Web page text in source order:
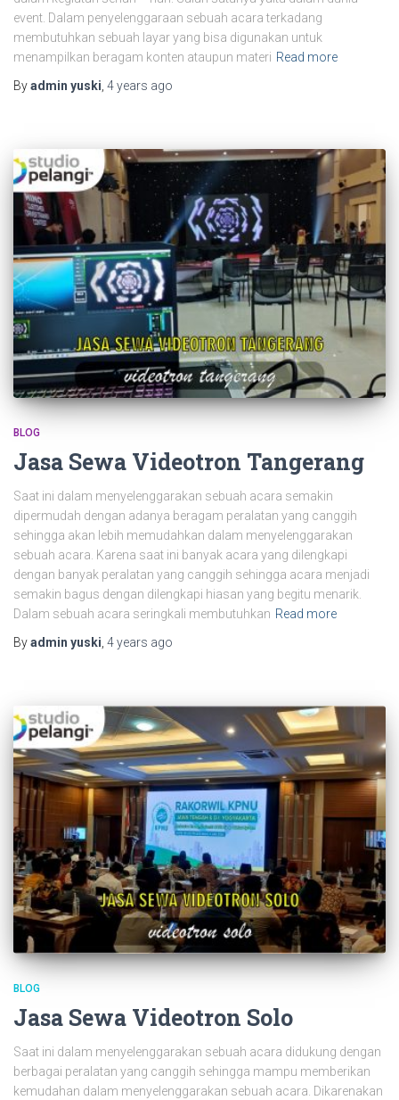
event. Dalam penyelenggaraan sebuah acara terkadang
membutuhkan sebuah layar yang bisa digunakan untuk
menampilkan beragam konten ataupun materi Read more
Byadmin yuski 4 years ago
BLOG
Jasa Sewa Videotron Tangerang
Saat ini dalam menyelenggarakan sebuah acara semakin
dipermudah dengan adanya beragam peralatan yang canggih
sehingga akan lebih memudahkan dalam menyelenggarakan
sebuah acara. Karena saat ini banyak acara yang dilengkapi
dengan banyak peralatan yang canggih sehingga acara menjadi
semakin bagus dengan dilengkapi hiasan yang begitu menarik.
Dalam sebuah acara seringkali membutuhkan Read more
Byadmin yuski 4 years ago
BLOG
Jasa Sewa Videotron Solo
Saat ini dalam menyelenggarakan sebuah acara didukung dengan
berbagai peralatan yang canggih sehingga mampu memberikan
kemudahan dalam menyelenggarakan sebuah acara. Dikarenakan